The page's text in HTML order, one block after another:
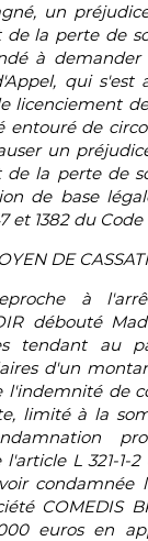
un
de la perte de
à demander
qui s'est
licenciement
entouré de
un
de la perte de
de base
et 1382 du Code
DE
à
débouté
tendant au
d'un
l'indemnité de
limité à la
L 321-1-
condamnée
COMEDIS
euros en